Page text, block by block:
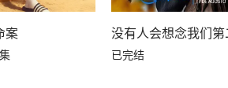
案 没有人会想念我们第
已完结